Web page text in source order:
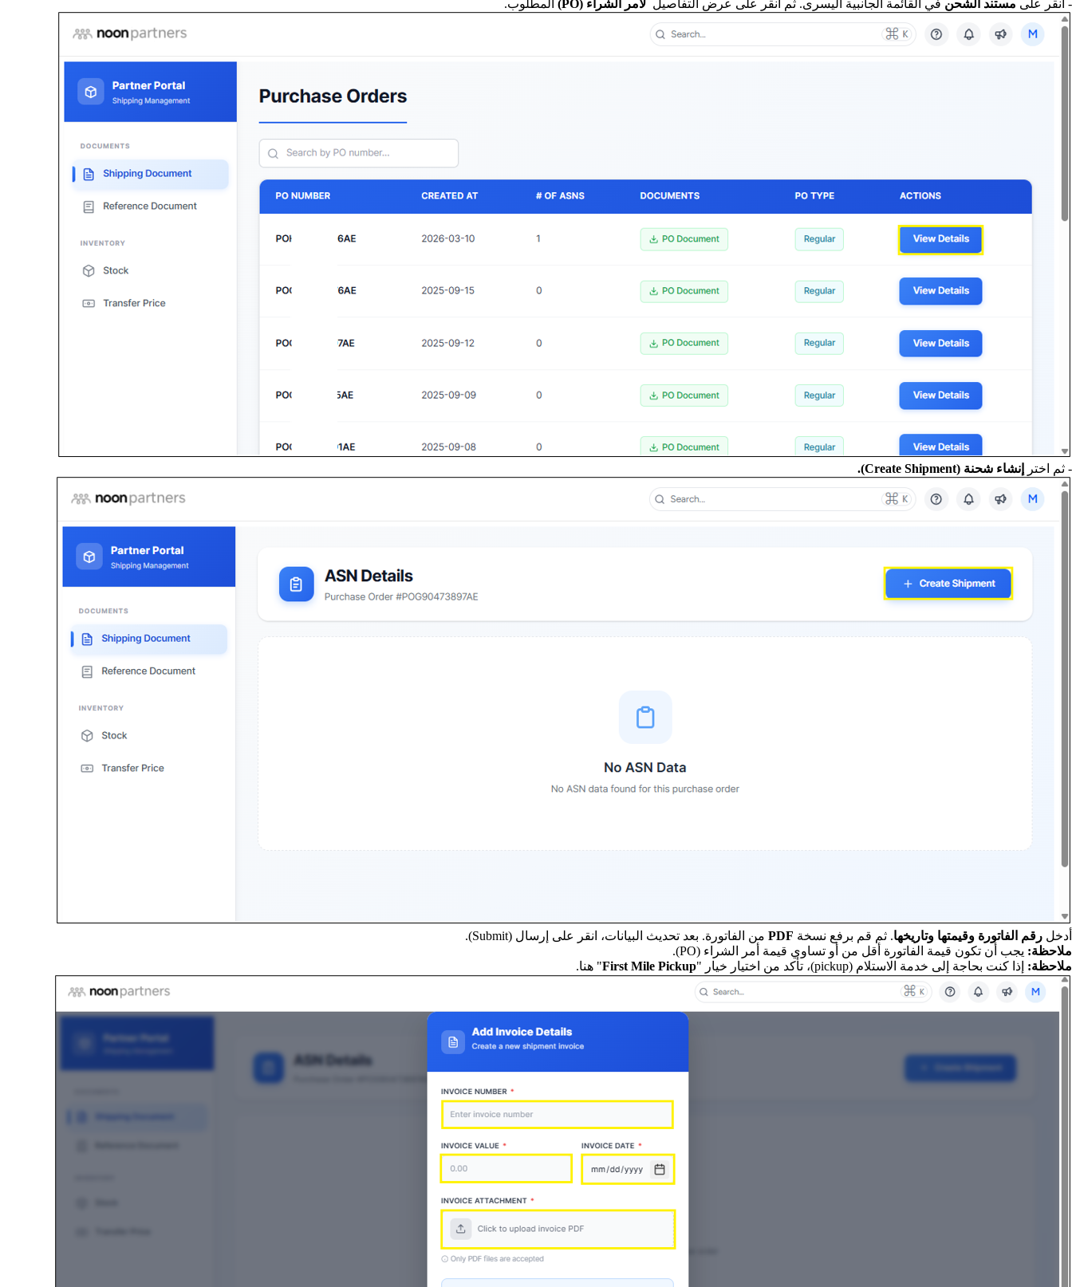
- انقر على مستند الشحن في القائمة الجانبية اليسرى. ثم انقر على عرض التفاصيل لأمر الشراء (PO) المطلوب.
- ثم اختر إنشاء شحنة (Create Shipment).
أدخل رقم الفاتورة وقيمتها وتاريخها. ثم قم برفع نسخة PDF من الفاتورة. بعد تحديث البيانات، انقر على إرسال (Submit).
ملاحظة: يجب أن تكون قيمة الفاتورة أقل من أو تساوي قيمة أمر الشراء (PO).
ملاحظة: إذا كنت بحاجة إلى خدمة الاستلام (pickup)، تأكد من اختيار خيار " First Mile Pickup" هنا.